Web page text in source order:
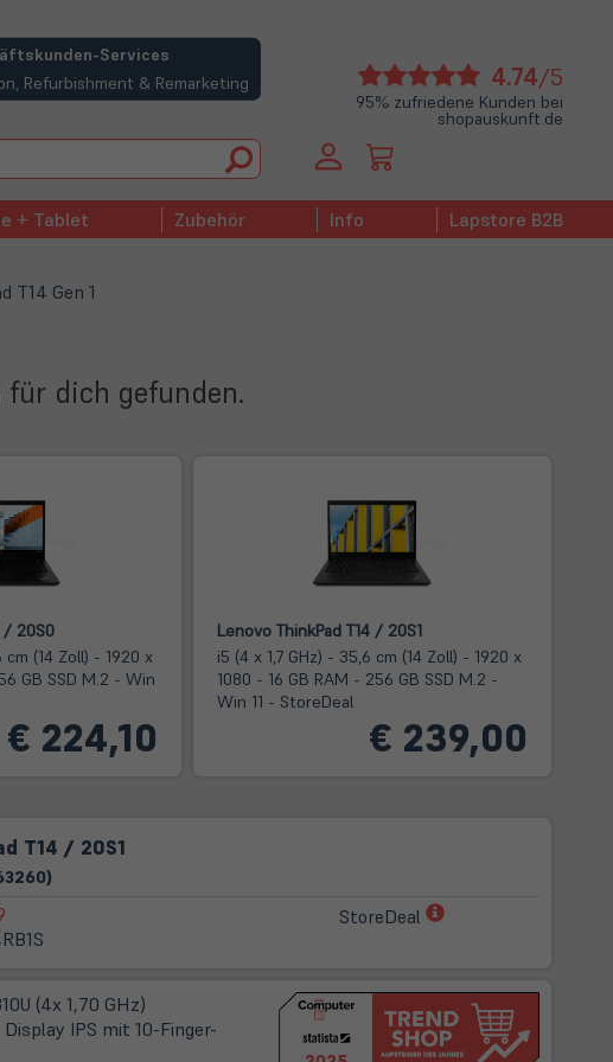
Services
Refurbishment & Remarketing 4.74/5
95% zufriedene Kunden bei
shopauskunft.de
+ Tablet Zubehör Info Lapstore B2B
T14 Gen 1
dich gefunden.
/ 20S0
cm (14 Zoll) - 1920 x
GB SSD M.2 - Win
€ 224,10
Lenovo ThinkPad T14 / 20S1
i5 (4 x 1,7 GHz) - 35,6 cm (14 Zoll) - 1920 x
1080 - 16 GB RAM - 256 GB SSD M.2 -
Win 11 - StoreDeal
€ 239,00
T14 / 20S1
)
StoreDeal
(öffnet
Tab)
(4x 1,70 GHz)
Display IPS mit 10-Finger-